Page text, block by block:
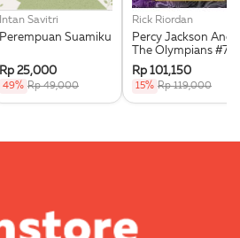
Intan Savitri
Perempuan Suamiku
Rp 25,000
49% Rp 49,000
Rick Riordan
Percy Jackson And
The Olympians #7:
Wrath Of The Triple
Goddess
Rp 101,150
15% Rp 119,000